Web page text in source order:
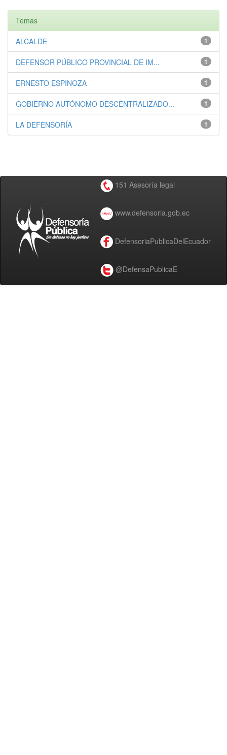
Temas
1
ALCALDE
1
DEFENSOR PÚBLICO PROVINCIAL DE IM...
1
ERNESTO ESPINOZA
1
GOBIERNO AUTÓNOMO DESCENTRALIZADO...
1
LA DEFENSORÍA
151 Asesoría legal
www.defensoria.gob.ec
DefensoriaPublicaDelEcuador
@DefensaPublicaE